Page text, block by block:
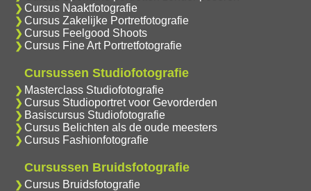
Cursus Naaktfotografie
Cursus Zakelijke Portretfotografie
Cursus Feelgood Shoots
Cursus Fine Art Portretfotografie
Cursussen Studiofotografie
Masterclass Studiofotografie
Cursus Studioportret voor Gevorderden
Basiscursus Studiofotografie
Cursus Belichten als de oude meesters
Cursus Fashionfotografie
Cursussen Bruidsfotografie
Cursus Bruidsfotografie